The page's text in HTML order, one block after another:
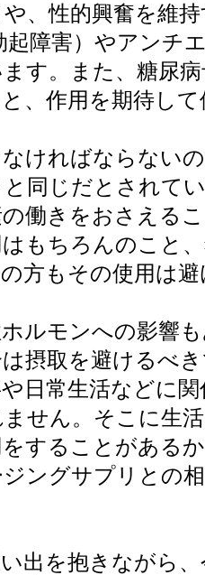
、性的興奮を維
起障害）やアンチ
す。また、糖尿
、作用を期待し
ければならない
同じだとされて
の働きをおさえる
もちろんのこと
方もその使用は
ルモンへの影響
摂取を避けるべ
日常生活などに
せん。そこに生
することがある
ングサプリとの
出を抱きながら